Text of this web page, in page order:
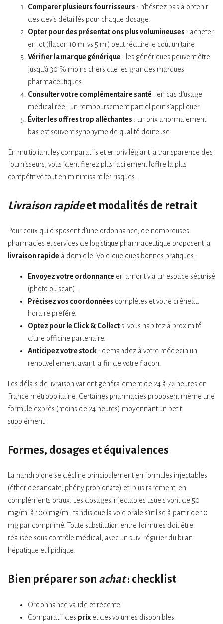
Comparer plusieurs fournisseurs : n’hésitez pas à obtenir
des devis détaillés pour chaque dosage.
Opter pour des présentations plus volumineuses : acheter
en lot (flacon 10 ml vs 5 ml) peut réduire le coût unitaire.
Vérifier la marque générique : les génériques peuvent être
jusqu’à 30 % moins chers que les grandes marques
pharmaceutiques.
Consulter votre complémentaire santé : en cas d’usage
médical réel, un remboursement partiel peut s’appliquer.
Éviter les offres trop alléchantes : un prix anormalement
bas est souvent synonyme de qualité douteuse.
En multipliant les comparatifs et en privilégiant la transparence des
fournisseurs, vous identifierez plus facilement l’offre la plus
compétitive tout en minimisant les risques.
Livraison rapideet modalités de retrait
Pour ceux qui disposent d’une ordonnance, de nombreuses
pharmacies et services de logistique pharmaceutique proposent la
livraison rapide à domicile. Voici quelques bonnes pratiques :
Envoyez votre ordonnance en amont via un espace sécurisé
(photo ou scan).
Précisez vos coordonnées complètes et votre créneau
horaire préféré.
Optez pour le Click & Collect si vous habitez à proximité
d’une officine partenaire.
Anticipez votre stock : demandez à votre médecin un
renouvellement avant la fin de votre flacon.
Les délais de livraison varient généralement de 24 à 72 heures en
France métropolitaine. Certaines pharmacies proposent même une
formule exprès (moins de 24 heures) moyennant un petit
supplément.
Formes, dosages et équivalences
La nandrolone se décline principalement en formules injectables
(éther décanoate, phénylpropionate) et, plus rarement, en
compléments oraux. Les dosages injectables usuels vont de 50
mg/ml à 100 mg/ml, tandis que la voie orale s’utilise à partir de 10
mg par comprimé. Toute substitution entre formules doit être
réalisée sous contrôle médical, avec un suivi régulier du bilan
hépatique et lipidique.
Bien préparer son achat: checklist
Ordonnance valide et récente.
Comparatif des prix et des volumes disponibles.